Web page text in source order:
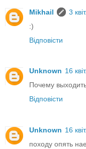
Mikhail
3
:)
Відповісти
Unknown 16
Почему
Відповісти
Unknown 16
походу опять